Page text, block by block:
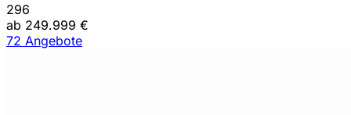
296
ab 249.999 €
72 Angebote